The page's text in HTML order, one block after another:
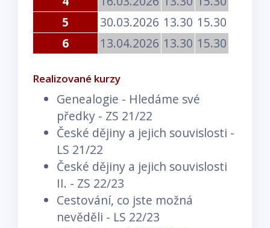
5
30.03.2026 13.30 15.30
6
13.04.2026 13.30 15.30
Realizované kurzy
Genealogie - Hledáme své
předky - ZS 21/22
České dějiny a jejich souvislosti -
LS 21/22
České dějiny a jejich souvislosti
II. - ZS 22/23
Cestování, co jste možná
nevěděli - LS 22/23